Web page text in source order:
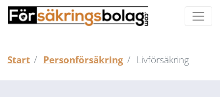
Start Personförsäkring Livförsäkring